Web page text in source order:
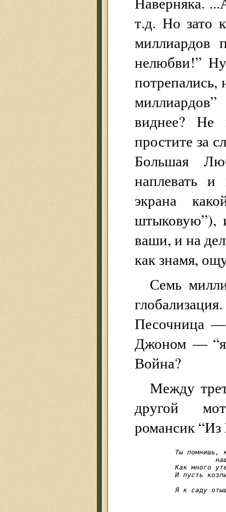
т.д. Но зато
миллиардов
нелюбви!”
потрепались,
виднее? Не
простите за
Большая
наплевать
экрана
штыковую”),
ваши, и на
как знамя,
Семь
Песочница
Джоном —
Война?
Между
другой
романсик “Из
Ты помнишь,
Как много
И пусть
Я к саду